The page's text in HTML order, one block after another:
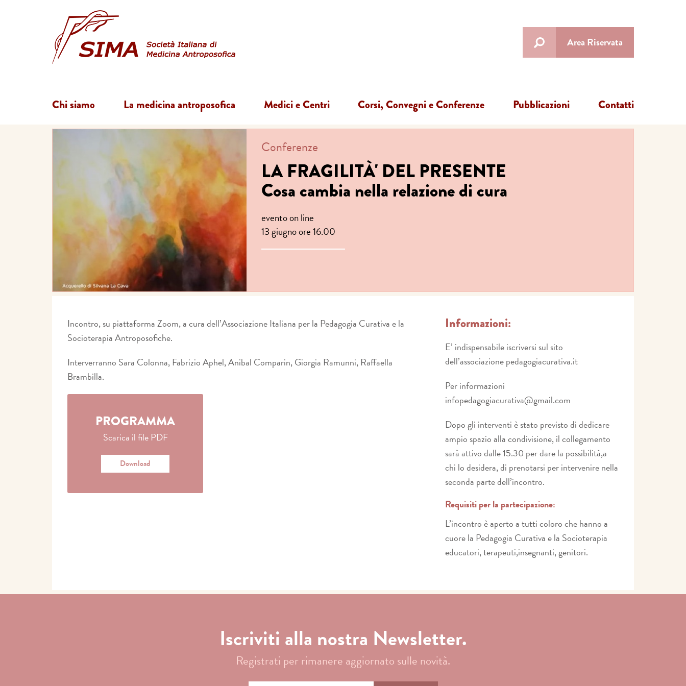
Area Riservata
Chi siamo La medicina antroposofica Medici e Centri Corsi, Convegni e Conferenze Pubblicazioni Contatti
Conferenze
LA FRAGILITÀ' DEL PRESENTE
Cosa cambia nella relazione di cura
evento on line
13 giugno ore 16.00
Incontro, su piattaforma Zoom, a cura dell’Associazione Italiana per la Pedagogia Curativa e la
Socioterapia Antroposofiche.
Interverranno Sara Colonna, Fabrizio Aphel, Anibal Comparin, Giorgia Ramunni, Raffaella
Brambilla.
PROGRAMMA
Scarica il file PDF
Download
Informazioni:
E’ indispensabile iscriversi sul sito
dell’associazione pedagogiacurativa.it
Per informazioni
infopedagogiacurativa@gmail.com
Dopo gli interventi è stato previsto di dedicare
ampio spazio alla condivisione, il collegamento
sarà attivo dalle 15.30 per dare la possibilità,a
chi lo desidera, di prenotarsi per intervenire nella
seconda parte dell’incontro.
Requisiti per la partecipazione:
L’incontro è aperto a tutti coloro che hanno a
cuore la Pedagogia Curativa e la Socioterapia
educatori, terapeuti,insegnanti, genitori.
Iscriviti alla nostra Newsletter.
Registrati per rimanere aggiornato sulle novità.